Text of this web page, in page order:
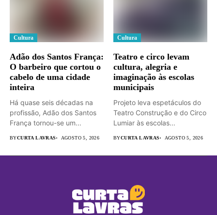
Cultura
Adão dos Santos França:
O barbeiro que cortou o
cabelo de uma cidade
inteira
Há quase seis décadas na
profissão, Adão dos Santos
França tornou-se um...
BYCURTA LAVRAS AGOSTO 5, 2026
Cultura
Teatro e circo levam
cultura, alegria e
imaginação às escolas
municipais
Projeto leva espetáculos do
Teatro Construção e do Circo
Lumiar às escolas...
BYCURTA LAVRAS AGOSTO 5, 2026